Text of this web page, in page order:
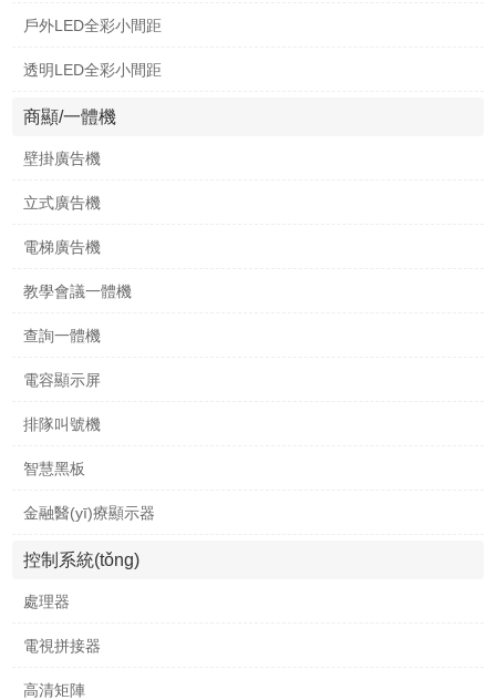
戶外LED全彩小間距
透明LED全彩小間距
商顯/一體機
壁掛廣告機
立式廣告機
電梯廣告機
教學會議一體機
查詢一體機
電容顯示屏
排隊叫號機
智慧黑板
金融醫(yī)療顯示器
控制系統(tǒng)
處理器
電視拼接器
高清矩陣